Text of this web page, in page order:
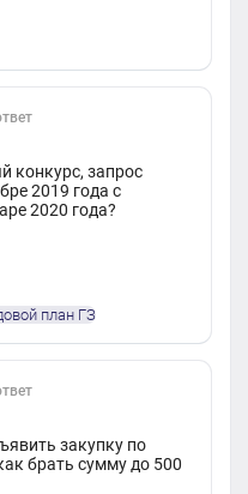
конкурс, запрос
2019 года с
2020 года?
план ГЗ
закупку по
брать сумму до 500